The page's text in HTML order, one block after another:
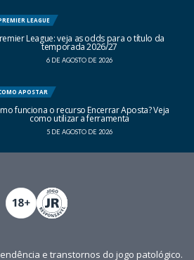
LEAGUE
League: veja as odds para o título da
temporada 2026/27
6 DE AGOSTO DE 2026
APOSTAR
funciona o recurso Encerrar Aposta? Veja
como utilizar a ferramenta
5 DE AGOSTO DE 2026
e transtornos do jogo patológico.